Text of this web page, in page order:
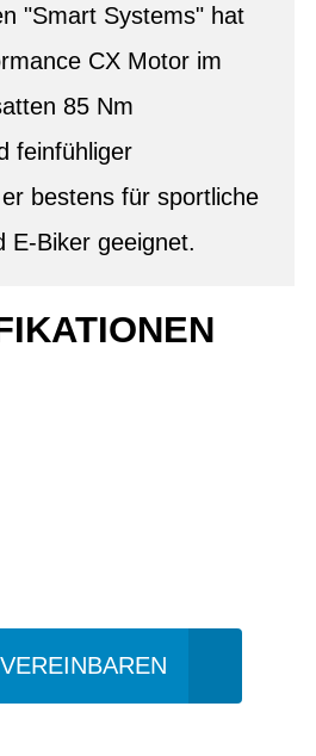
"Smart Systems" hat
CX Motor im
85 Nm
feinfühliger
bestens für sportliche
E-Biker geeignet.